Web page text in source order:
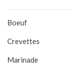
Boeuf
Crevettes
Marinade